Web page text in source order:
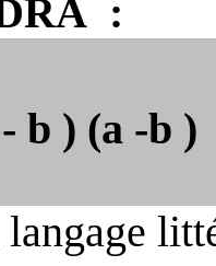
:
b ) (a -b )